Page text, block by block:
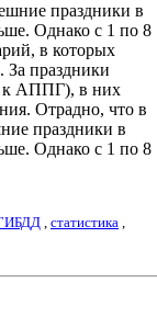
праздники в
Однако с 1 по 8
в которых
За праздники
к АППГ), в них
Отрадно, что в
праздники в
Однако с 1 по 8
, статистика ,